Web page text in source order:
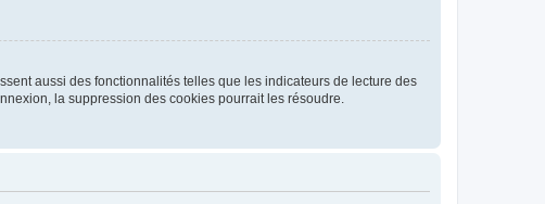
aussi des fonctionnalités telles que les indicateurs de lecture des
la suppression des cookies pourrait les résoudre.